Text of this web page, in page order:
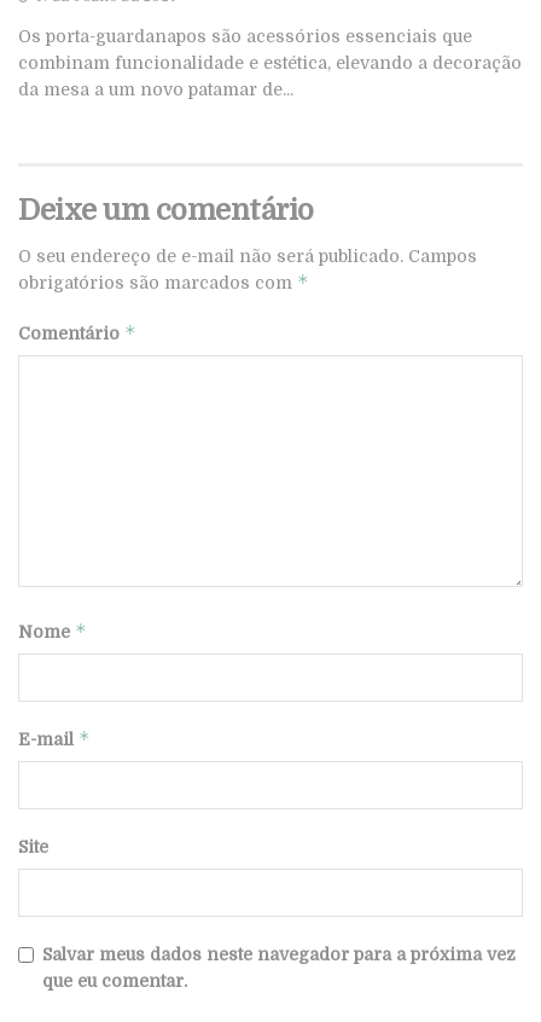
Os porta-guardanapos são acessórios essenciais que
combinam funcionalidade e estética, elevando a decoração
da mesa a um novo patamar de...
Deixe um comentário
O seu endereço de e-mail não será publicado. Campos
obrigatórios são marcados com *
Comentário *
Nome *
E-mail *
Site
Salvar meus dados neste navegador para a próxima vez
que eu comentar.